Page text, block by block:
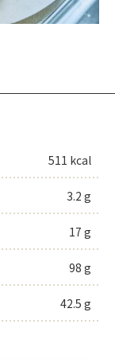
511 kcal
3.2 g
17 g
98 g
42.5 g